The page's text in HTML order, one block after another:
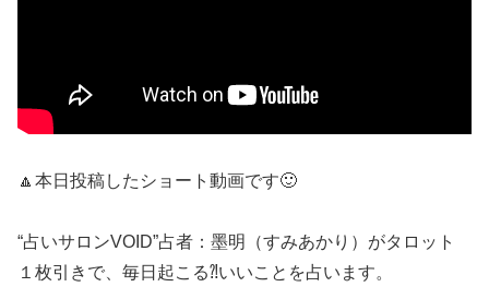
🔼本日投稿したショート動画です🙂
“占いサロンVOID”占者：墨明（すみあかり）がタロット
１枚引きで、毎日起こる⁈いいことを占います。